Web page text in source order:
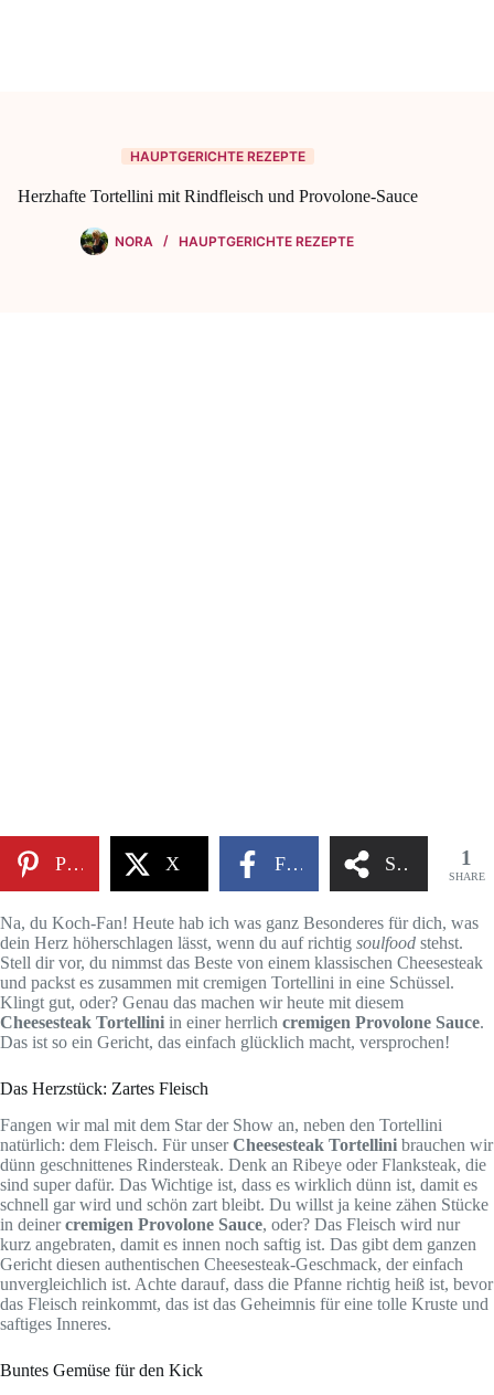
HAUPTGERICHTE REZEPTE
Herzhafte Tortellini mit Rindfleisch und Provolone-Sauce
NORA HAUPTGERICHTE REZEPTE
Pinterest X Facebook Share 1
SHARE
Na, du Koch-Fan! Heute hab ich was ganz Besonderes für dich, was
dein Herz höherschlagen lässt, wenn du auf richtig soulfood stehst.
Stell dir vor, du nimmst das Beste von einem klassischen Cheesesteak
und packst es zusammen mit cremigen Tortellini in eine Schüssel.
Klingt gut, oder? Genau das machen wir heute mit diesem
Cheesesteak Tortellini in einer herrlich cremigen Provolone Sauce.
Das ist so ein Gericht, das einfach glücklich macht, versprochen!
Das Herzstück: Zartes Fleisch
Fangen wir mal mit dem Star der Show an, neben den Tortellini
natürlich: dem Fleisch. Für unserCheesesteak Tortellini brauchen wir
dünn geschnittenes Rindersteak. Denk an Ribeye oder Flanksteak, die
sind super dafür. Das Wichtige ist, dass es wirklich dünn ist, damit es
schnell gar wird und schön zart bleibt. Du willst ja keine zähen Stücke
in deinercremigen Provolone Sauce, oder? Das Fleisch wird nur
kurz angebraten, damit es innen noch saftig ist. Das gibt dem ganzen
Gericht diesen authentischen Cheesesteak-Geschmack, der einfach
unvergleichlich ist. Achte darauf, dass die Pfanne richtig heiß ist, bevor
das Fleisch reinkommt, das ist das Geheimnis für eine tolle Kruste und
saftiges Inneres.
Buntes Gemüse für den Kick